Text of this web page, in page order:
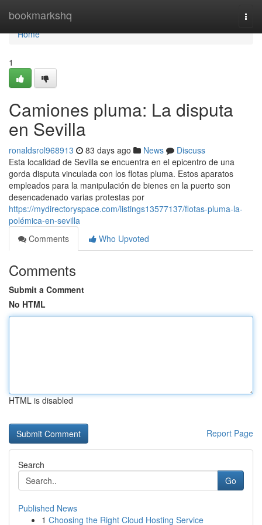
bookmarkshq
Home
Home
1
Camiones pluma: La disputa
en Sevilla
ronaldsrol968913 83 days ago News
Discuss
Esta localidad de Sevilla se encuentra en el epicentro de una
gorda disputa vinculada con los flotas pluma. Estos aparatos
empleados para la manipulación de bienes en la puerto son
desencadenado varias protestas por
https://mydirectoryspace.com/listings13577137/flotas-pluma-la-
polémica-en-sevilla
Comments
Who Upvoted
Comments
Submit a Comment
No HTML
HTML is disabled
Report Page
Search
Go
Published News
1 Choosing the Right Cloud Hosting Service